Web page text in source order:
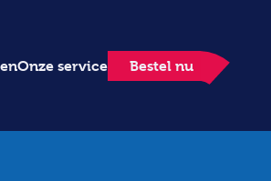
Onze service Bestel nu